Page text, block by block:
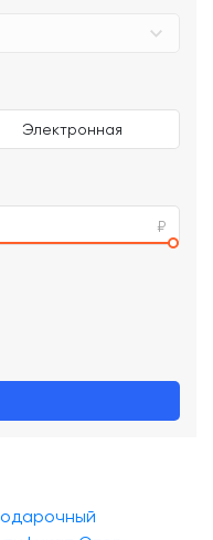
Электронная